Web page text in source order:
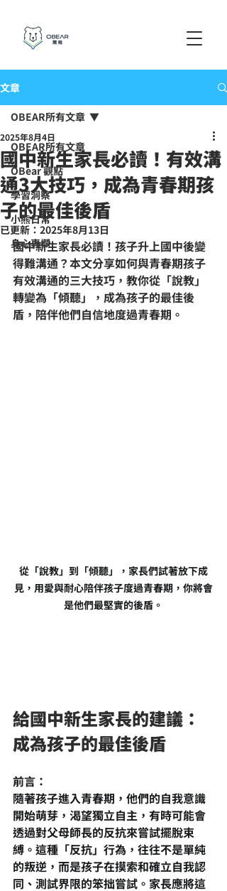
文章
OBEAR所有文章
OBear 觀點
學習洞察
小熊日常
身心專欄
OBEAR所有文章
國中新生家長必讀！有效溝
通3大技巧，成為青春期孩
子的最佳後盾
2025年8月4日
已更新： 2025年8月13日
國中新生家長必讀！孩子升上國中後變
得難溝通？本文分享如何與青春期孩子
有效溝通的三大技巧，教你從「說教」
轉變為「傾聽」，成為孩子的最佳後
盾，陪伴他們自信地度過青春期。
從「說教」到「傾聽」，家長們試著放下成
見，用愛與耐心陪伴孩子度過青春期，你將會
是他們最堅實的後盾。
給國中新生家長的建議：
成為孩子的最佳後盾
前言：
隨著孩子進入青春期，他們的自我意識
開始萌芽，渴望獨立自主，有時可能會
透過對父母師長的反抗來嘗試擺脫束
縛。這種「反抗」行為，往往不是單純
的叛逆，而是孩子在摸索和確立自我認
同、測試界限的笨拙嘗試。家長應將這